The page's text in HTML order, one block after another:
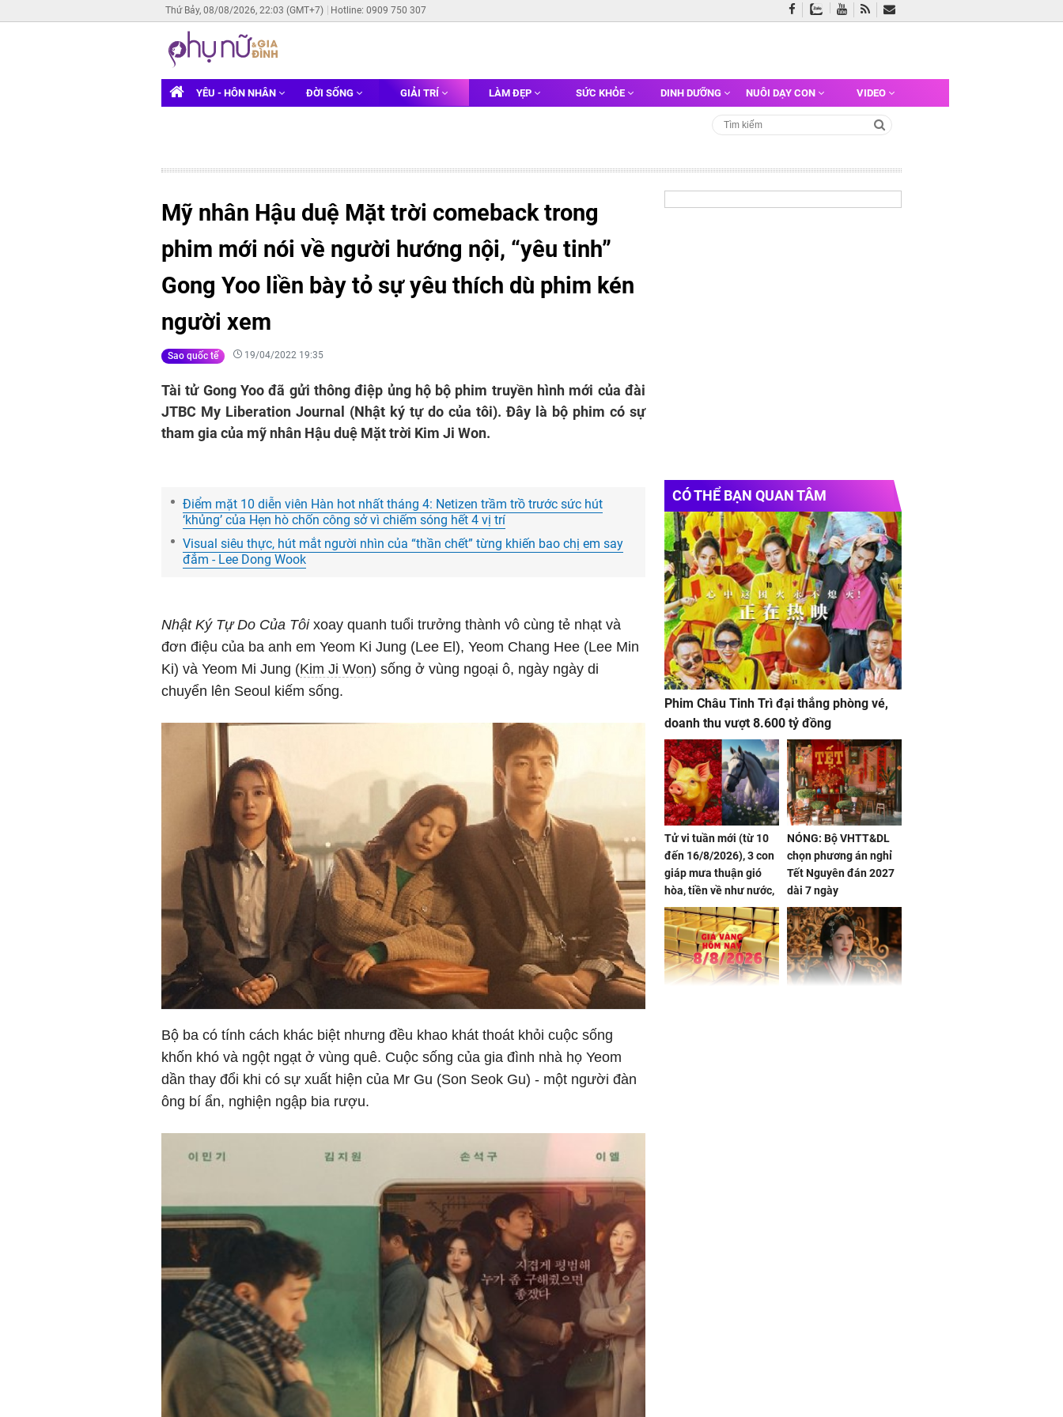
Thứ Bảy, 08/08/2026, 22:03 (GMT+7) Hotline: 0909 750 307
YÊU - HÔN NHÂN ĐỜI SỐNG GIẢI TRÍ LÀM ĐẸP SỨC KHỎE DINH DƯỠNG NUÔI DẠY CON VIDEO
Mỹ nhân Hậu duệ Mặt trời comeback trong
phim mới nói về người hướng nội, “yêu tinh”
Gong Yoo liền bày tỏ sự yêu thích dù phim kén
người xem
Sao quốc tế 19/04/2022 19:35
Tài tử Gong Yoo đã gửi thông điệp ủng hộ bộ phim truyền hình mới của đài
JTBC My Liberation Journal (Nhật ký tự do của tôi). Đây là bộ phim có sự
tham gia của mỹ nhân Hậu duệ Mặt trời Kim Ji Won.
Điểm mặt 10 diễn viên Hàn hot nhất tháng 4: Netizen trầm trồ trước sức hút
‘khủng’ của Hẹn hò chốn công sở vì chiếm sóng hết 4 vị trí
Visual siêu thực, hút mắt người nhìn của “thần chết” từng khiến bao chị em say
đắm - Lee Dong Wook
Nhật Ký Tự Do Của Tôixoay quanh tuổi trưởng thành vô cùng tẻ nhạt và
đơn điệu của ba anh em Yeom Ki Jung (Lee El), Yeom Chang Hee (Lee Min
Ki) và Yeom Mi Jung (Kim Ji Won) sống ở vùng ngoại ô, ngày ngày di
chuyển lên Seoul kiếm sống.
Bộ ba có tính cách khác biệt nhưng đều khao khát thoát khỏi cuộc sống
khốn khó và ngột ngạt ở vùng quê. Cuộc sống của gia đình nhà họ Yeom
dần thay đổi khi có sự xuất hiện của Mr Gu (Son Seok Gu) - một người đàn
ông bí ẩn, nghiện ngập bia rượu.
CÓ THỂ BẠN QUAN TÂM
Phim Châu Tinh Trì đại thắng phòng vé,
doanh thu vượt 8.600 tỷ đồng
Tử vi tuần mới (từ 10
đến 16/8/2026), 3 con
giáp mưa thuận gió
hòa, tiền về như nước,
bạc vàng dư dả, Phú
Quý Vinh Hoa, vận
trình khai sáng
NÓNG: Bộ VHTT&DL
chọn phương án nghỉ
Tết Nguyên đán 2027
dài 7 ngày